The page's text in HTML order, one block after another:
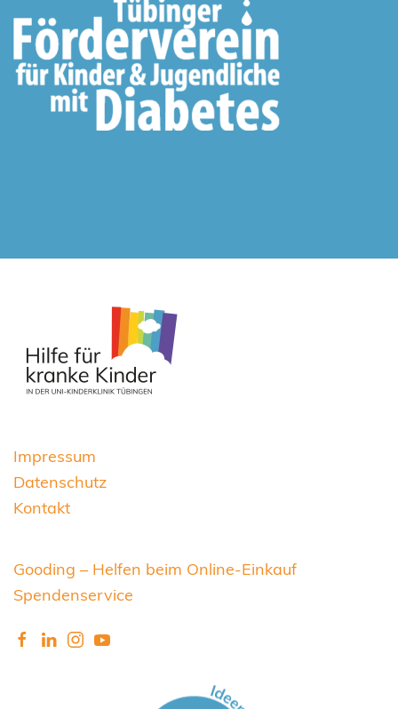
Impressum
Datenschutz
Kontakt
Gooding – Helfen beim Online-Einkauf
Spendenservice